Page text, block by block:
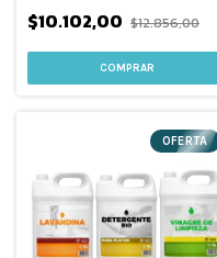
$10.102,00 $12.856,00
COMPRAR
OFERTA